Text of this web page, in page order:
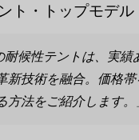
ト・トップモデル
耐候性テントは、実績
新技術を融合。価格
方法をご紹介します。